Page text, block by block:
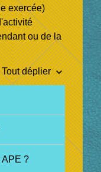
exercée)
ou de la
Tout déplierkeyboard_arrow_down
APE ?